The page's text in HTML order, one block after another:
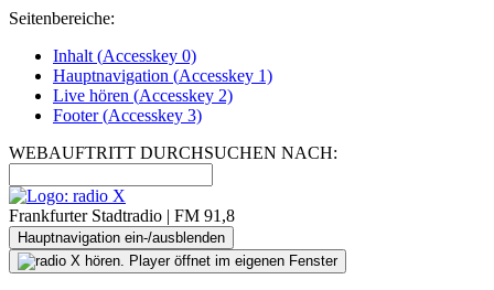
Seitenbereiche:
Inhalt (Accesskey 0)
Hauptnavigation (Accesskey 1)
Live hören (Accesskey 2)
Footer(Accesskey 3)
WEBAUFTRITT DURCHSUCHEN NACH:
Frankfurter Stadtradio | FM 91,8
Hauptnavigation ein-/ausblenden